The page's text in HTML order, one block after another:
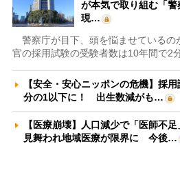
が本気で取り組む「
現…
警察庁が目下、頭を悩ませているの
官の採用試験の受験者数は10年間で2
【安全・安心ニッポンの危機】採
分の1以下に！ 出生数減がも…
【医療崩壊】人口減少で「医師不
見舞われ地域医療が限界に 今後…